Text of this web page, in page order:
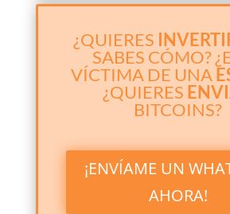
¿QUIERES
SABES CÓMO?
VÍCTIMA DE UNA
¿QUIERES
BITCOINS?
¡ENVÍAME UN
AHORA!